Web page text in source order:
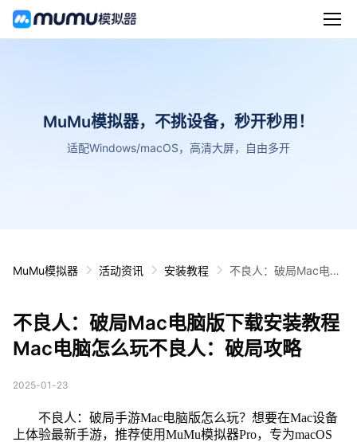
MuMu模拟器，不挑设备，秒开秒用！
适配Windows/macOS，高清大屏，自由多开
MuMu模拟器 活动资讯 安装教程
不良人：破局Mac电脑
攻略
不良人：破局Mac电脑版下载安装教程
Mac电脑怎么玩不良人：破局攻略
2025-01-23
不良人：破局手游Mac电脑版怎么玩？想要在Mac设备
上体验最新手游，推荐使用MuMu模拟器Pro，专为macOS